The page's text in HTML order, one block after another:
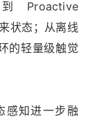
Proactive
状态；从离线
的轻量级触觉
感知进一步融